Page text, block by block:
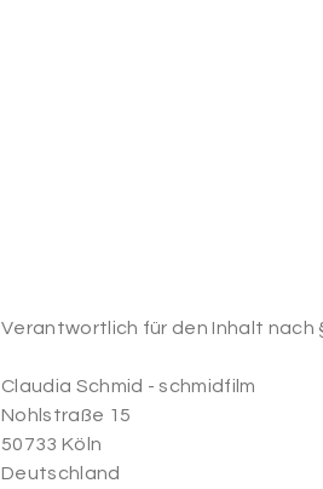
Verantwortlich für den Inhalt nach
Claudia Schmid - schmidfilm
Nohlstraße 15
50733 Köln
Deutschland